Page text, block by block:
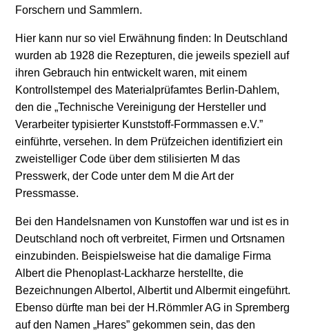
Forschern und Sammlern.
Hier kann nur so viel Erwähnung finden: In Deutschland
wurden ab 1928 die Rezepturen, die jeweils speziell auf
ihren Gebrauch hin entwickelt waren, mit einem
Kontrollstempel des Materialprüfamtes Berlin-Dahlem,
den die „Technische Vereinigung der Hersteller und
Verarbeiter typisierter Kunststoff-Formmassen e.V.”
einführte, versehen. In dem Prüfzeichen identifiziert ein
zweistelliger Code über dem stilisierten M das
Presswerk, der Code unter dem M die Art der
Pressmasse.
Bei den Handelsnamen von Kunstoffen war und ist es in
Deutschland noch oft verbreitet, Firmen und Ortsnamen
einzubinden. Beispielsweise hat die damalige Firma
Albert die Phenoplast-Lackharze herstellte, die
Bezeichnungen Albertol, Albertit und Albermit eingeführt.
Ebenso dürfte man bei der H.Römmler AG in Spremberg
auf den Namen „Hares” gekommen sein, das den